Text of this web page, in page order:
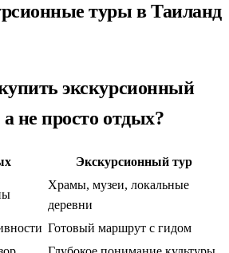
туры в Таиланд
экскурсионный
не просто отдых?
Экскурсионный тур
Храмы, музеи, локальные
деревни
Готовый маршрут с гидом